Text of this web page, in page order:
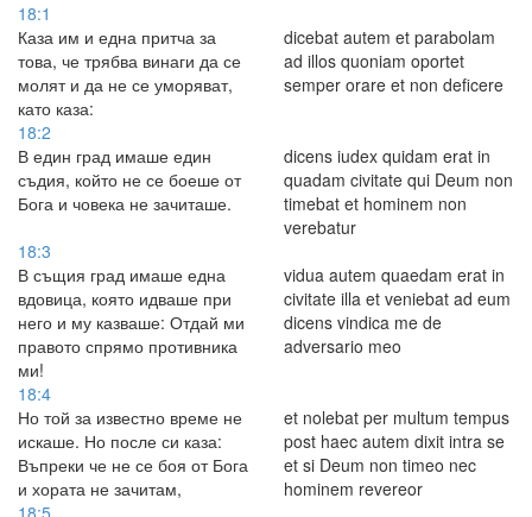
18:1
Каза им и една притча за
това, че трябва винаги да се
молят и да не се уморяват,
като каза:
dicebat autem et parabolam
ad illos quoniam oportet
semper orare et non deficere
18:2
В един град имаше един
съдия, който не се боеше от
Бога и човека не зачиташе.
dicens iudex quidam erat in
quadam civitate qui Deum non
timebat et hominem non
verebatur
18:3
В същия град имаше една
вдовица, която идваше при
него и му казваше: Отдай ми
правото спрямо противника
ми!
vidua autem quaedam erat in
civitate illa et veniebat ad eum
dicens vindica me de
adversario meo
18:4
Но той за известно време не
искаше. Но после си каза:
Въпреки че не се боя от Бога
и хората не зачитам,
et nolebat per multum tempus
post haec autem dixit intra se
et si Deum non timeo nec
hominem revereor
18:5